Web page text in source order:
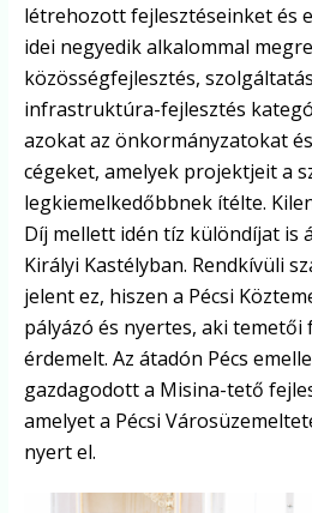
létrehozott fejlesztéseinket és
idei negyedik alkalommal
közösségfejlesztés,
infrastruktúra-fejlesztés
azokat az önkormányzatokat
cégeket, amelyek projektjeit a
legkiemelkedőbbnek ítélte.
Díj mellett idén tíz különdíjat is
Királyi Kastélyban. Rendkívüli
jelent ez, hiszen a Pécsi
pályázó és nyertes, aki temetői
érdemelt. Az átadón Pécs
gazdagodott a Misina-tető
amelyet a Pécsi
nyert el.